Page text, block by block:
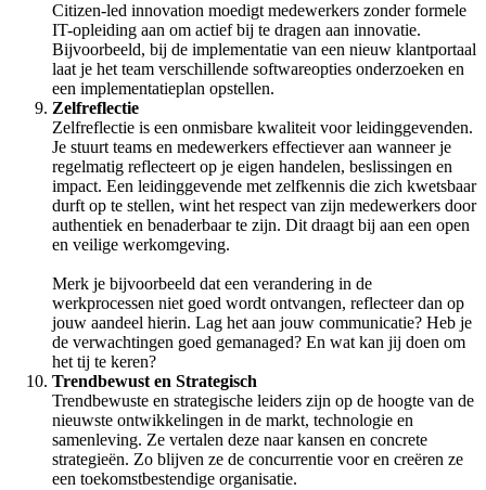
Citizen-led innovation moedigt medewerkers zonder formele
IT-opleiding aan om actief bij te dragen aan innovatie.
Bijvoorbeeld, bij de implementatie van een nieuw klantportaal
laat je het team verschillende softwareopties onderzoeken en
een implementatieplan opstellen.
Zelfreflectie
Zelfreflectie is een onmisbare kwaliteit voor leidinggevenden.
Je stuurt teams en medewerkers effectiever aan wanneer je
regelmatig reflecteert op je eigen handelen, beslissingen en
impact. Een leidinggevende met zelfkennis die zich kwetsbaar
durft op te stellen, wint het respect van zijn medewerkers door
authentiek en benaderbaar te zijn. Dit draagt bij aan een open
en veilige werkomgeving.
Merk je bijvoorbeeld dat een verandering in de
werkprocessen niet goed wordt ontvangen, reflecteer dan op
jouw aandeel hierin. Lag het aan jouw communicatie? Heb je
de verwachtingen goed gemanaged? En wat kan jij doen om
het tij te keren?
Trendbewust en Strategisch
Trendbewuste en strategische leiders zijn op de hoogte van de
nieuwste ontwikkelingen in de markt, technologie en
samenleving. Ze vertalen deze naar kansen en concrete
strategieën. Zo blijven ze de concurrentie voor en creëren ze
een toekomstbestendige organisatie.